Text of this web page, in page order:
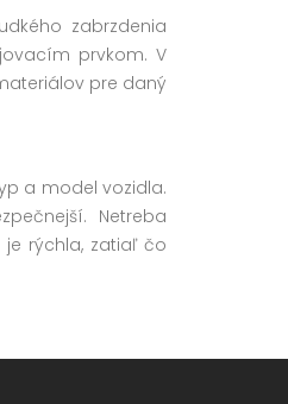
zabrzdenia
prvkom. V
pre daný
a model vozidla.
. Netreba
rýchla, zatiaľ čo